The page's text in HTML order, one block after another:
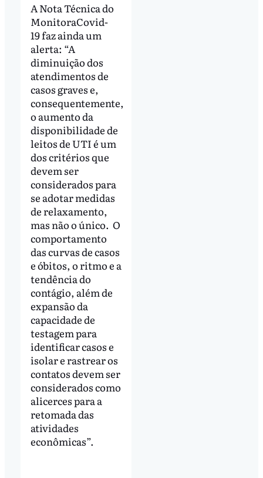
A Nota Técnica do
MonitoraCovid-
19 faz ainda um
alerta: “A
diminuição dos
atendimentos de
casos graves e,
consequentemente,
o aumento da
disponibilidade de
leitos de UTI é um
dos critérios que
devem ser
considerados para
se adotar medidas
de relaxamento,
mas não o único. O
comportamento
das curvas de casos
e óbitos, o ritmo e a
tendência do
contágio, além de
expansão da
capacidade de
testagem para
identificar casos e
isolar e rastrear os
contatos devem ser
considerados como
alicerces para a
retomada das
atividades
econômicas”.